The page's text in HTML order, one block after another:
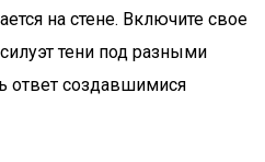
на стене. Включите свое
тени под разными
ответ создавшимися